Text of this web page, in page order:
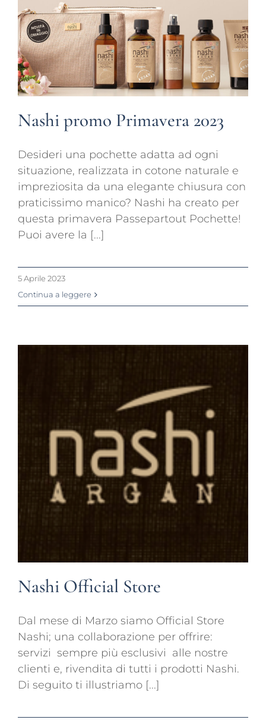
Nashi promo Primavera 2023
Desideri una pochette adatta ad ogni
situazione, realizzata in cotone naturale e
impreziosita da una elegante chiusura con
praticissimo manico? Nashi ha creato per
questa primavera Passepartout Pochette!
Puoi avere la [...]
5 Aprile 2023
Continua a leggere
Nashi Official Store
Dal mese di Marzo siamo Official Store
Nashi; una collaborazione per offrire:
servizi sempre più esclusivi alle nostre
clienti e, rivendita di tutti i prodotti Nashi.
Di seguito ti illustriamo [...]